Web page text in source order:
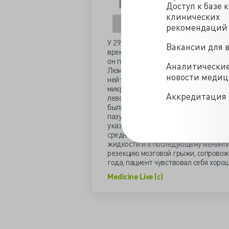
Доступ к базе
клинических
рекомендаций
Вакансии для
новости
Аккредитация
У 29 летнего солдата в течение
время от времени у него случались
он попал в небольшую
Люмбальная пункция выявила 4100
нейтрофилов-исследование
микроорганизмов выявлено не
левой решетчатой пластинки и
были обнаружены билатерально
пазухах.Эндоскопическая
указывающее на наличие мозговой
среднюю перегородку. фистульный
жидкости и к последующему
резекцию мозговой грыжи,
года, пациент чувствовал себя
Medicine Live (c)